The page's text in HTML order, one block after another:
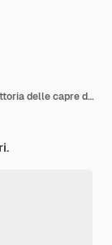
Pagina da colorare Isolato animale della fattoria delle capre da punto a punto